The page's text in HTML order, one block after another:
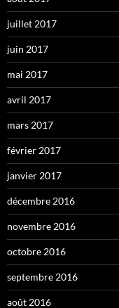
juillet 2017
juin 2017
mai 2017
avril 2017
mars 2017
février 2017
janvier 2017
décembre 2016
novembre 2016
octobre 2016
septembre 2016
août 2016